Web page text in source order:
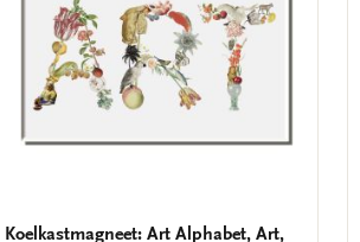
Koelkastmagneet: Art Alphabet, Art,